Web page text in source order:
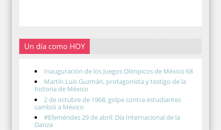
Un día como HOY
Inauguración de los Juegos Olímpicos de México 68
Martín Luis Guzmán, protagonista y testigo de la
historia de México
2 de octubre de 1968, golpe contra estudiantes
cambió a México
#Efemérides 29 de abril: Día Internacional de la
Danza